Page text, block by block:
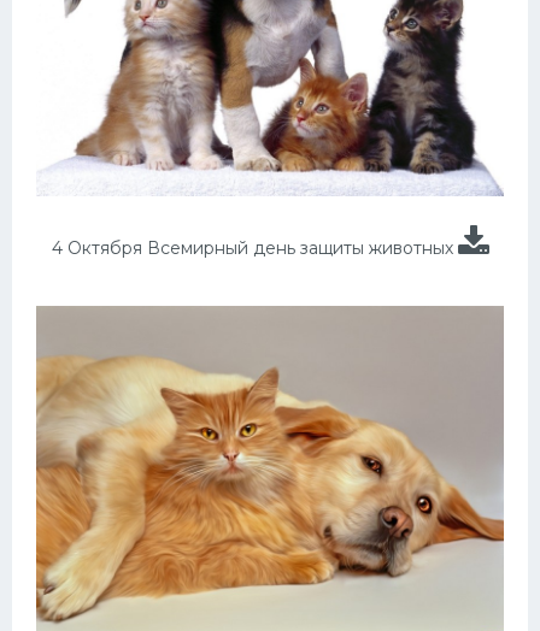
4 Октября Всемирный день защиты животных